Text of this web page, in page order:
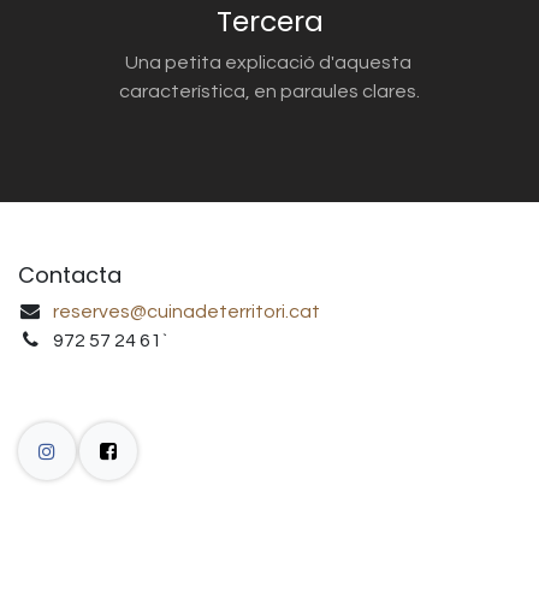
Tercera
Una petita explicació d'aquesta
característica, en paraules clares.
Contacta
reserves@cuinadeterritori.cat
972 57 24 61`